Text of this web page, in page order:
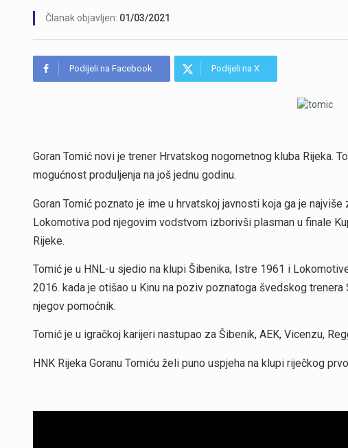
Članak objavljen: 01/03/2021
Podijeli na Facebook Podijeli na X
Goran Tomić novi je trener Hrvatskog nogometnog kluba Rijeka.
mogućnost produljenja na još jednu godinu.
Goran Tomić poznato je ime u hrvatskoj javnosti koja ga je
Lokomotiva pod njegovim vodstvom izborivši plasman u finale
Rijeke.
Tomić je u HNL-u sjedio na klupi Šibenika, Istre 1961 i
2016. kada je otišao u Kinu na poziv poznatoga švedskog trenera
njegov pomoćnik.
Tomić je u igračkoj karijeri nastupao za Šibenik, AEK, Vicenzu,
HNK Rijeka Goranu Tomiću želi puno uspjeha na klupi riječkog